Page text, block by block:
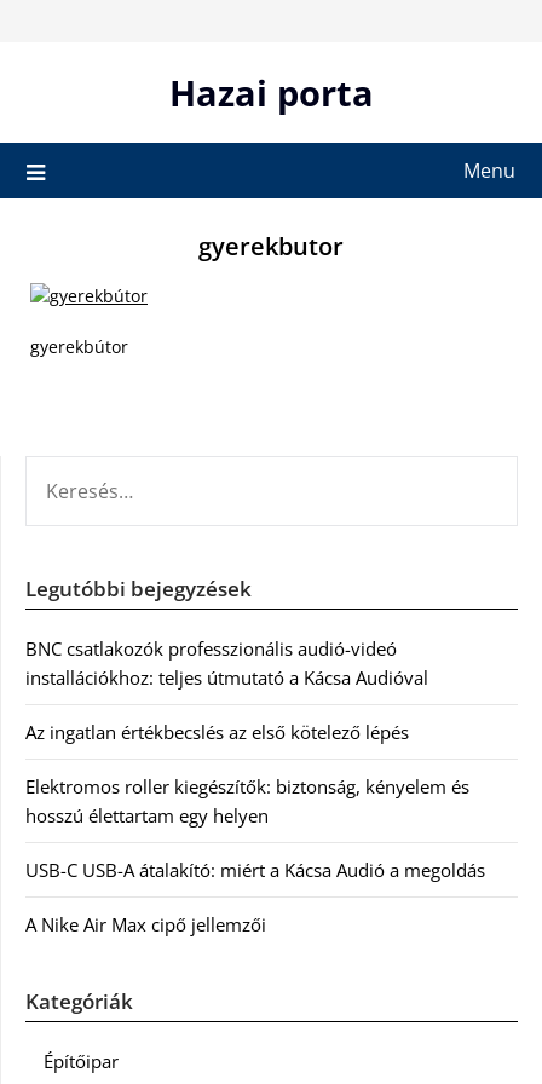
Hazai porta
Menu
gyerekbutor
gyerekbútor
Legutóbbi bejegyzések
BNC csatlakozók professzionális audió-videó
installációkhoz: teljes útmutató a Kácsa Audióval
Az ingatlan értékbecslés az első kötelező lépés
Elektromos roller kiegészítők: biztonság, kényelem és
hosszú élettartam egy helyen
USB-C USB-A átalakító: miért a Kácsa Audió a megoldás
A Nike Air Max cipő jellemzői
Kategóriák
Építőipar